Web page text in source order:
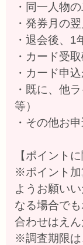
・同一人物
・発券月の
・退会後、1
・カード受
・カード申
・既に、他
等）
・その他お
【ポイント
※ポイント加
ようお願い
なる場合で
合わせはえ
※調査期限は